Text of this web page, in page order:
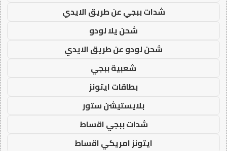
شدات ببجي عن طريق الايدي
شحن يلا لودو
شحن لودو عن طريق الايدي
شعبية ببجي
بطاقات ايتونز
بلايستيشن ستور
شدات ببجي اقساط
ايتونز امريكي اقساط